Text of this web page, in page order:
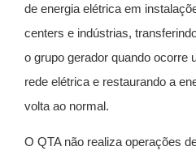
de energia elétrica em
centers e indústrias,
o grupo gerador quando ocorre
rede elétrica e restaurando a
volta ao normal.
O QTA não realiza operações